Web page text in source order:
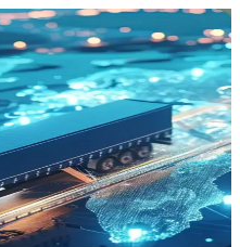
gặp. Nhập email của bạn bên